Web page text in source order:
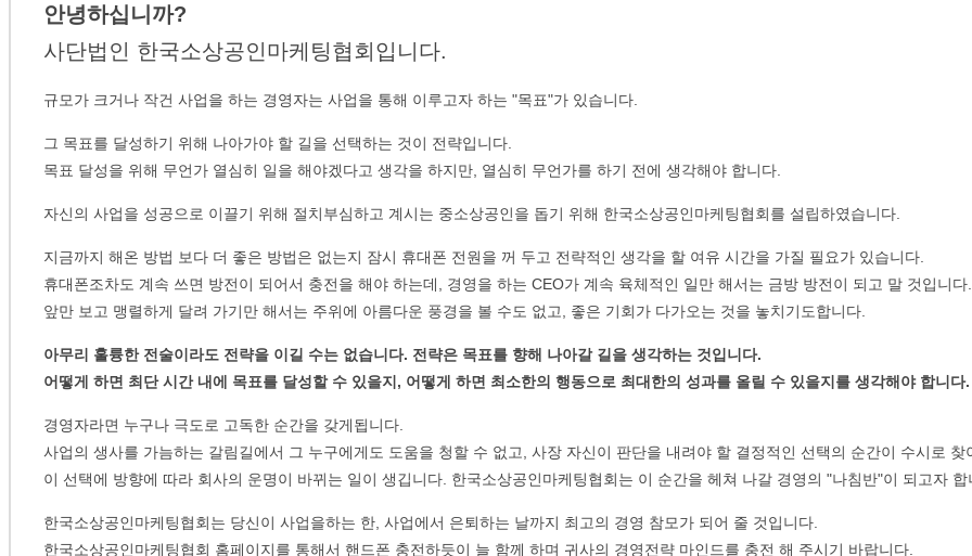
안녕하십니까?
사단법인 한국소상공인마케팅협회입니다.
규모가 크거나 작건 사업을 하는 경영자는 사업을 통해 이루고자 하는 "목표"가 있습니다.
그 목표를 달성하기 위해 나아가야 할 길을 선택하는 것이 전략입니다.
목표 달성을 위해 무언가 열심히 일을 해야겠다고 생각을 하지만, 열심히 무언가를 하기 전에 생각해야 합니다.
자신의 사업을 성공으로 이끌기 위해 절치부심하고 계시는 중소상공인을 돕기 위해 한국소상공인마케팅협회를 설립하였습니다.
지금까지 해온 방법 보다 더 좋은 방법은 없는지 잠시 휴대폰 전원을 꺼 두고 전략적인 생각을 할 여유 시간을 가질 필요가 있습니다.
휴대폰조차도 계속 쓰면 방전이 되어서 충전을 해야 하는데, 경영을 하는 CEO가 계속 육체적인 일만 해서는 금방 방전이 되고 말 것입니다.
앞만 보고 맹렬하게 달려 가기만 해서는 주위에 아름다운 풍경을 볼 수도 없고, 좋은 기회가 다가오는 것을 놓치기도합니다.
아무리 훌륭한 전술이라도 전략을 이길 수는 없습니다. 전략은 목표를 향해 나아갈 길을 생각하는 것입니다.
어떻게 하면 최단 시간 내에 목표를 달성할 수 있을지, 어떻게 하면 최소한의 행동으로 최대한의 성과를 올릴 수 있을지를 생각해야 합니다.
경영자라면 누구나 극도로 고독한 순간을 갖게됩니다.
사업의 생사를 가늠하는 갈림길에서 그 누구에게도 도움을 청할 수 없고, 사장 자신이 판단을 내려야 할 결정적인 선택의 순간이 수시로 찾
이 선택에 방향에 따라 회사의 운명이 바뀌는 일이 생깁니다. 한국소상공인마케팅협회는 이 순간을 헤쳐 나갈 경영의 "나침반"이 되고자 합
한국소상공인마케팅협회는 당신이 사업을하는 한, 사업에서 은퇴하는 날까지 최고의 경영 참모가 되어 줄 것입니다.
한국소상공인마케팅협회 홈페이지를 통해서 핸드폰 충전하듯이 늘 함께 하며 귀사의 경영전략 마인드를 충전 해 주시기 바랍니다.